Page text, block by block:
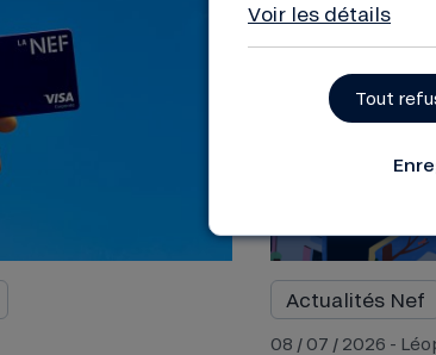
Actualités Nef
08 / 07 / 2026 -
Voir les détails
Tout